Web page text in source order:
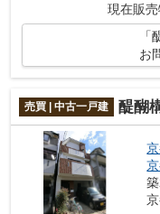
現在販売
お
売買 | 中古一戸建 醍醐